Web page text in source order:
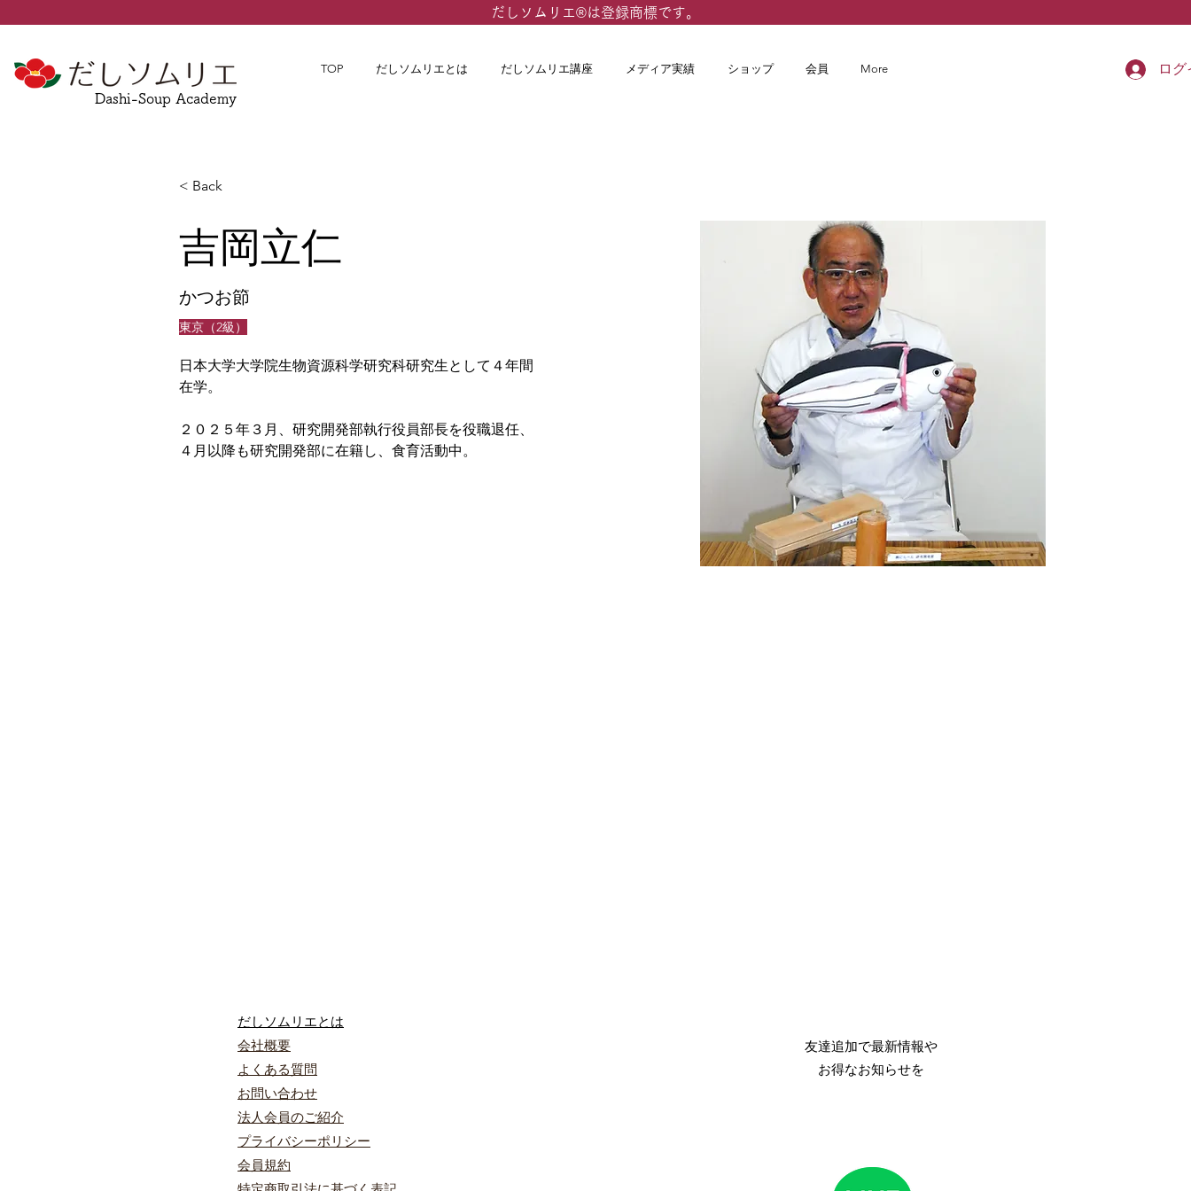
​だしソムリエ®は登録商標です。
Dashi-Soup Academy
TOP だしソムリエとは だしソムリエ講座 メディア実績 ショップ 会員 More ロ
< Back
吉岡立仁
かつお節
東京（2級）
日本大学大学院生物資源科学研究科研究生として４年間
在学。
２０２５年３月、研究開発部執行役員部長を役職退任、
４月以降も研究開発部に在籍し、食育活動中。
だしソムリエとは​
会社概要
​よくある質問
お問い合わせ
​法人会員のご紹介
プライバシーポリシー
会員規約
友達追加で最新情報や
​お得なお知らせを